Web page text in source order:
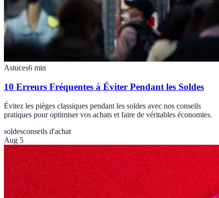
Astuces6 min
10 Erreurs Fréquentes à Éviter Pendant les Soldes
Évitez les pièges classiques pendant les soldes avec nos conseils
pratiques pour optimiser vos achats et faire de véritables économies.
soldesconseils d'achat
Aug 5